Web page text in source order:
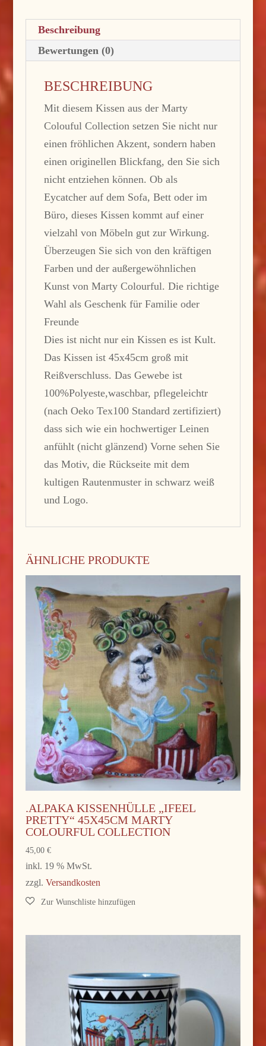
Menge
Beschreibung
Bewertungen (0)
BESCHREIBUNG
Mit diesem Kissen aus der Marty
Colouful Collection setzen Sie nicht nur
einen fröhlichen Akzent, sondern haben
einen originellen Blickfang, den Sie sich
nicht entziehen können. Ob als
Eycatcher auf dem Sofa, Bett oder im
Büro, dieses Kissen kommt auf einer
vielzahl von Möbeln gut zur Wirkung.
Überzeugen Sie sich von den kräftigen
Farben und der außergewöhnlichen
Kunst von Marty Colourful. Die richtige
Wahl als Geschenk für Familie oder
Freunde
Dies ist nicht nur ein Kissen es ist Kult.
Das Kissen ist 45x45cm groß mit
Reißverschluss. Das Gewebe ist
100%Polyeste,waschbar, pflegeleichtr
(nach Oeko Tex100 Standard zertifiziert)
dass sich wie ein hochwertiger Leinen
anfühlt (nicht glänzend) Vorne sehen Sie
das Motiv, die Rückseite mit dem
kultigen Rautenmuster in schwarz weiß
und Logo.
ÄHNLICHE PRODUKTE
.ALPAKA KISSENHÜLLE „IFEEL
PRETTY“ 45X45CM MARTY
COLOURFUL COLLECTION
45,00 €
inkl. 19 % MwSt.
zzgl. Versandkosten